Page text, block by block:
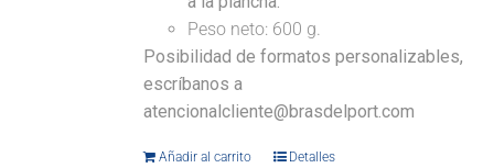
Peso neto: 600 g.
Posibilidad de formatos personalizables,
escríbanos a
atencionalcliente@brasdelport.com
Añadir al carrito Detalles